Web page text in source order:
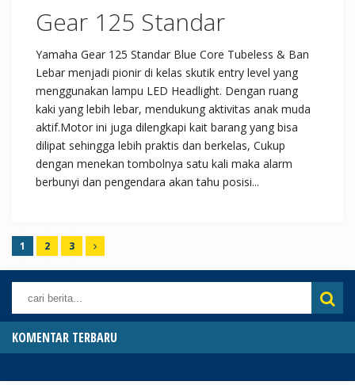
Gear 125 Standar
Yamaha Gear 125 Standar Blue Core Tubeless & Ban
Lebar menjadi pionir di kelas skutik entry level yang
menggunakan lampu LED Headlight. Dengan ruang
kaki yang lebih lebar, mendukung aktivitas anak muda
aktif.Motor ini juga dilengkapi kait barang yang bisa
dilipat sehingga lebih praktis dan berkelas, Cukup
dengan menekan tombolnya satu kali maka alarm
berbunyi dan pengendara akan tahu posisi...
1 2 3
KOMENTAR TERBARU